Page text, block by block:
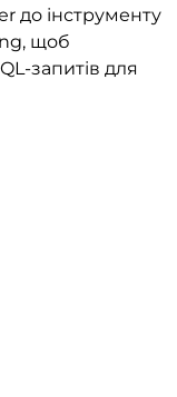
до інструменту
щоб
запитів для